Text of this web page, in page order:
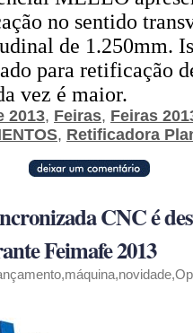
no sentido
de 1.250mm.
para retificação
vez é maior.
2013, Feiras, Feiras
, Retificadora
CNC é
Feimafe 2013
,máquina,novidade,